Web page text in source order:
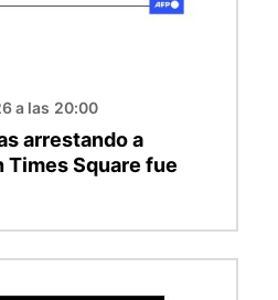
a las 20:00
arrestando a
Times Square fue